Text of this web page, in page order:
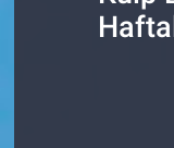
Tüm
Son Dakika